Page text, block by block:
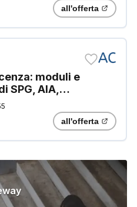
all'offerta
moduli e
SPG, AIA,
all'offerta